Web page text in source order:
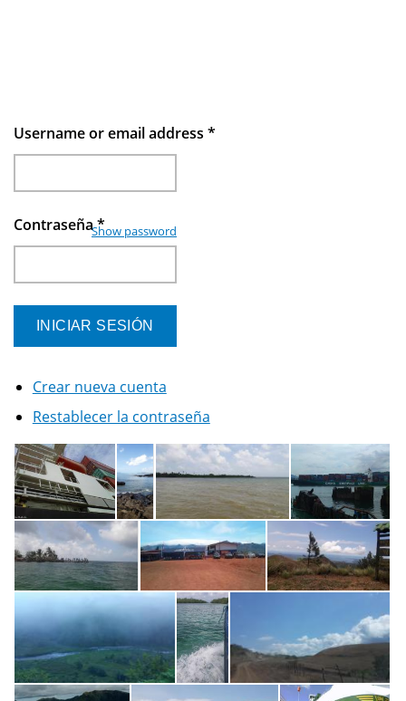
Username or email address *
Contraseña*
Show password
Crear nueva cuenta
Restablecer la contraseña